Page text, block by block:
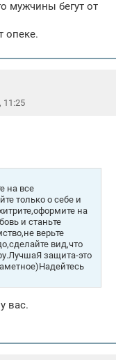
мужчины бегут от
опеке.
11:25
на все
только о себе и
на
и станьте
верьте
вид,что
защита-это
вас.